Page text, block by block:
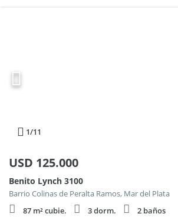
1/11
USD 125.000
Benito Lynch 3100
Barrio Colinas de Peralta Ramos, Mar del Plata
87 m² cubie.
3 dorm.
2 baños